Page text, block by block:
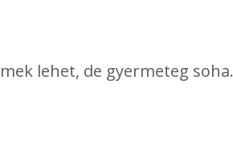
lehet, de gyermeteg soha.